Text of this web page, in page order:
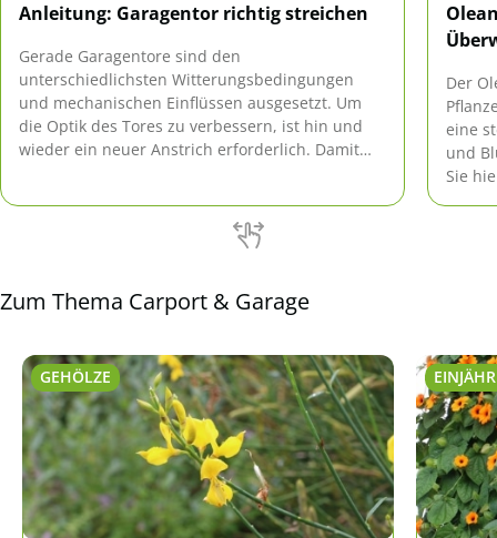
Anleitung: Garagentor richtig streichen
Gerade Garagentore sind den
unterschiedlichsten Witterungsbedingungen
und mechanischen Einflüssen ausgesetzt. Um
die Optik des Tores zu verbessern, ist hin und
wieder ein neuer Anstrich erforderlich. Damit
Vor- und Streicharbeiten unterscheiden sich je
nach Material des Garagentors.
Der
eine
und
Sie
Zum Thema Carport & Garage
GEHÖLZE